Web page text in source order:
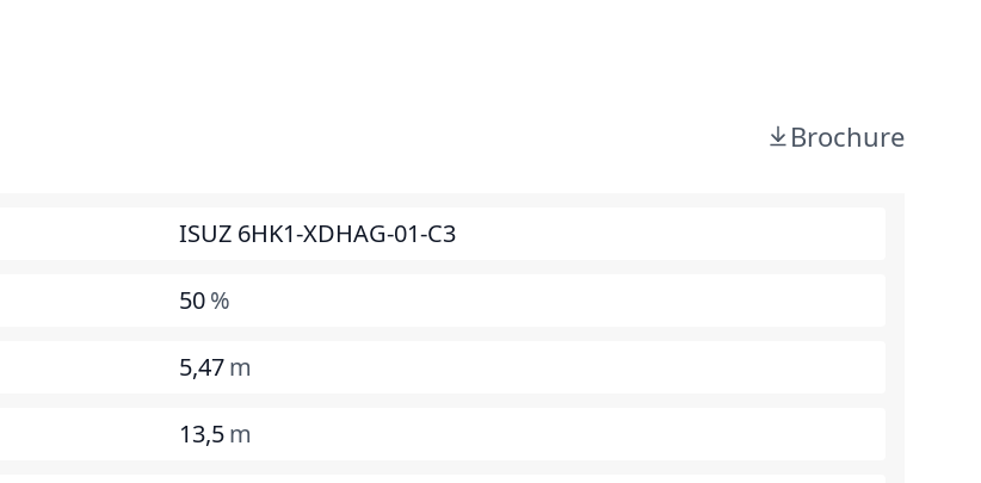
Brochure
ISUZ 6HK1-XDHAG-01-C3
50%
5,47m
13,5m